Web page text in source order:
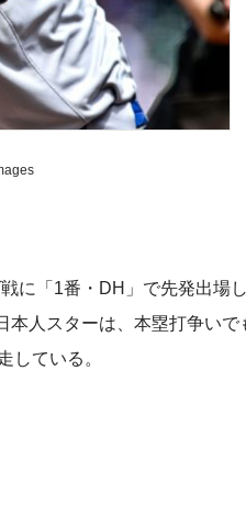
に「1番・DH」で先発出場
人スターは、本塁打争い
している。